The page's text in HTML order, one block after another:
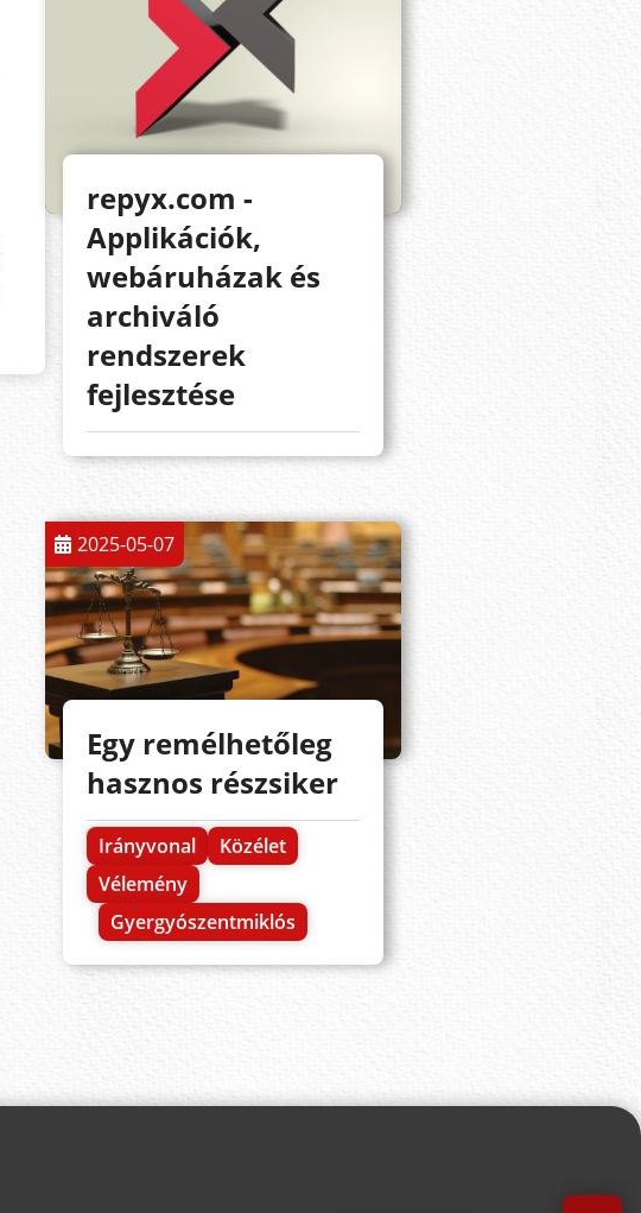
repyx.com -
Applikációk,
webáruházak és
archiváló
rendszerek
fejlesztése
2025-05-07
Egy remélhetőleg
hasznos részsiker
Irányvonal
Közélet
Vélemény
Gyergyószentmiklós